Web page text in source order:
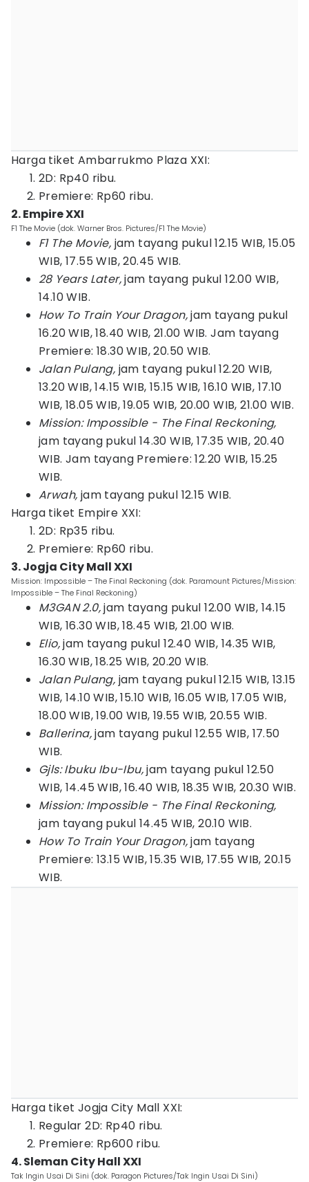
Harga tiket Ambarrukmo Plaza XXI:
2D: Rp40 ribu.
Premiere: Rp60 ribu.
2. Empire XXI
F1 The Movie (dok. Warner Bros. Pictures/F1 The Movie)
F1 The Movie, jam tayang pukul 12.15 WIB, 15.05
WIB, 17.55 WIB, 20.45 WIB.
28 Years Later,jam tayang pukul 12.00 WIB,
14.10 WIB.
How To Train Your Dragon,jam tayang pukul
16.20 WIB, 18.40 WIB, 21.00 WIB. Jam tayang
Premiere: 18.30 WIB, 20.50 WIB.
Jalan Pulang, jam tayang pukul 12.20 WIB,
13.20 WIB, 14.15 WIB, 15.15 WIB, 16.10 WIB, 17.10
WIB, 18.05 WIB, 19.05 WIB, 20.00 WIB, 21.00 WIB.
Mission: Impossible - The Final Reckoning,
jam tayang pukul 14.30 WIB, 17.35 WIB, 20.40
WIB. Jam tayang Premiere: 12.20 WIB, 15.25
WIB.
Arwah, jam tayang pukul 12.15 WIB.
Harga tiket Empire XXI:
2D: Rp35 ribu.
Premiere: Rp60 ribu.
3. Jogja City Mall XXI
Mission: Impossible – The Final Reckoning (dok. Paramount Pictures/Mission:
Impossible – The Final Reckoning)
M3GAN 2.0,jam tayang pukul 12.00 WIB, 14.15
WIB, 16.30 WIB, 18.45 WIB, 21.00 WIB.
Elio,jam tayang pukul 12.40 WIB, 14.35 WIB,
16.30 WIB, 18.25 WIB, 20.20 WIB.
Jalan Pulang, jam tayang pukul 12.15 WIB, 13.15
WIB, 14.10 WIB, 15.10 WIB, 16.05 WIB, 17.05 WIB,
18.00 WIB, 19.00 WIB, 19.55 WIB, 20.55 WIB.
Ballerina,jam tayang pukul 12.55 WIB, 17.50
WIB.
Gjls: Ibuku Ibu-Ibu,jam tayang pukul 12.50
WIB, 14.45 WIB, 16.40 WIB, 18.35 WIB, 20.30 WIB.
Mission: Impossible - The Final Reckoning,
jam tayang pukul 14.45 WIB, 20.10 WIB.
How To Train Your Dragon,jam tayang
Premiere: 13.15 WIB, 15.35 WIB, 17.55 WIB, 20.15
WIB.
Harga tiket Jogja City Mall XXI:
Regular 2D: Rp40 ribu.
Premiere: Rp600 ribu.
4. Sleman City Hall XXI
Tak Ingin Usai Di Sini (dok. Paragon Pictures/Tak Ingin Usai Di Sini)